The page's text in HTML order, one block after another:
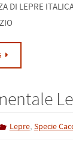
DI LEPRE
Lepre, Specie